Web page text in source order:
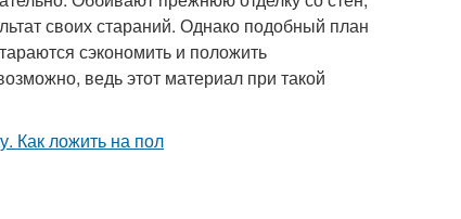
своих стараний. Однако подобный план
сэкономить и положить
ведь этот материал при такой